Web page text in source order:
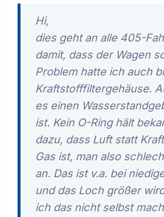
Hi,
dies geht an alle 405-
damit, dass der Wagen
Problem hatte ich auch
Kraftstofffiltergehäuse.
es einen
ist. Kein O-Ring hält
dazu, dass Luft statt
Gas ist, man also
an. Das ist v.a. bei
und das Loch größer
ich das nicht selbst